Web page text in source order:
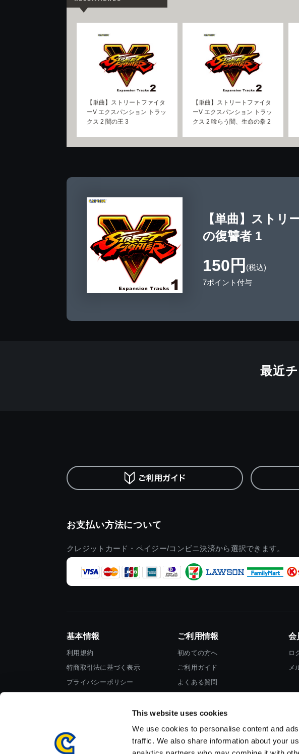
This website uses cookies
We use cookies to personalise content and
traffic. We also share information about your
【単曲】ストリートファイタ
ーV エクスパンション トラッ
クス 2 闇の王 3
【単曲】ストリートファイタ
ーV エクスパンション トラッ
クス 2 喰らう闇、生命の拳 2
【単曲】スト
の復讐者 1
150円 (税込)
7ポイント付与
最近
お支払い方法について
クレジットカード・ペイジー/コンビニ決済から選択できます。
基本情報
利用規約
特商取引法に基づく表示
プライバシーポリシー
ご利用情報
初めての方へ
ご利用ガイド
よくある質問
会
ロ
メ